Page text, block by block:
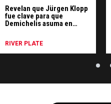
Revelan que Jürgen Klopp
fue clave para que
Demichelis asuma en
RIVER PLATE